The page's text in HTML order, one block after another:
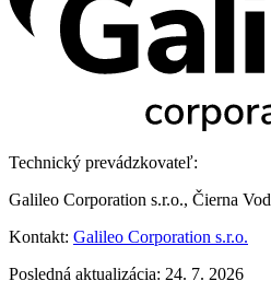
Technický prevádzkovateľ:
Galileo Corporation s.r.o., Čierna
Kontakt: Galileo Corporation s.r.o.
Posledná aktualizácia: 24. 7. 2026